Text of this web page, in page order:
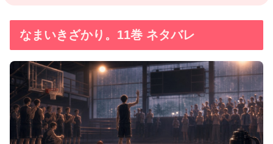
なまいきざかり。11巻 ネタバレ